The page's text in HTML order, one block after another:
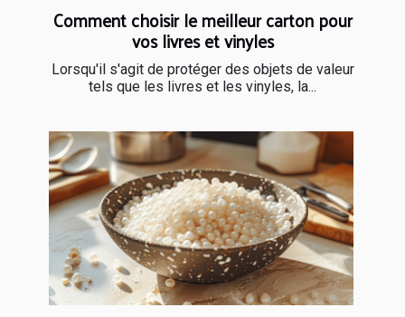
Comment choisir le meilleur carton pour
vos livres et vinyles
Lorsqu'il s'agit de protéger des objets de valeur
tels que les livres et les vinyles, la...